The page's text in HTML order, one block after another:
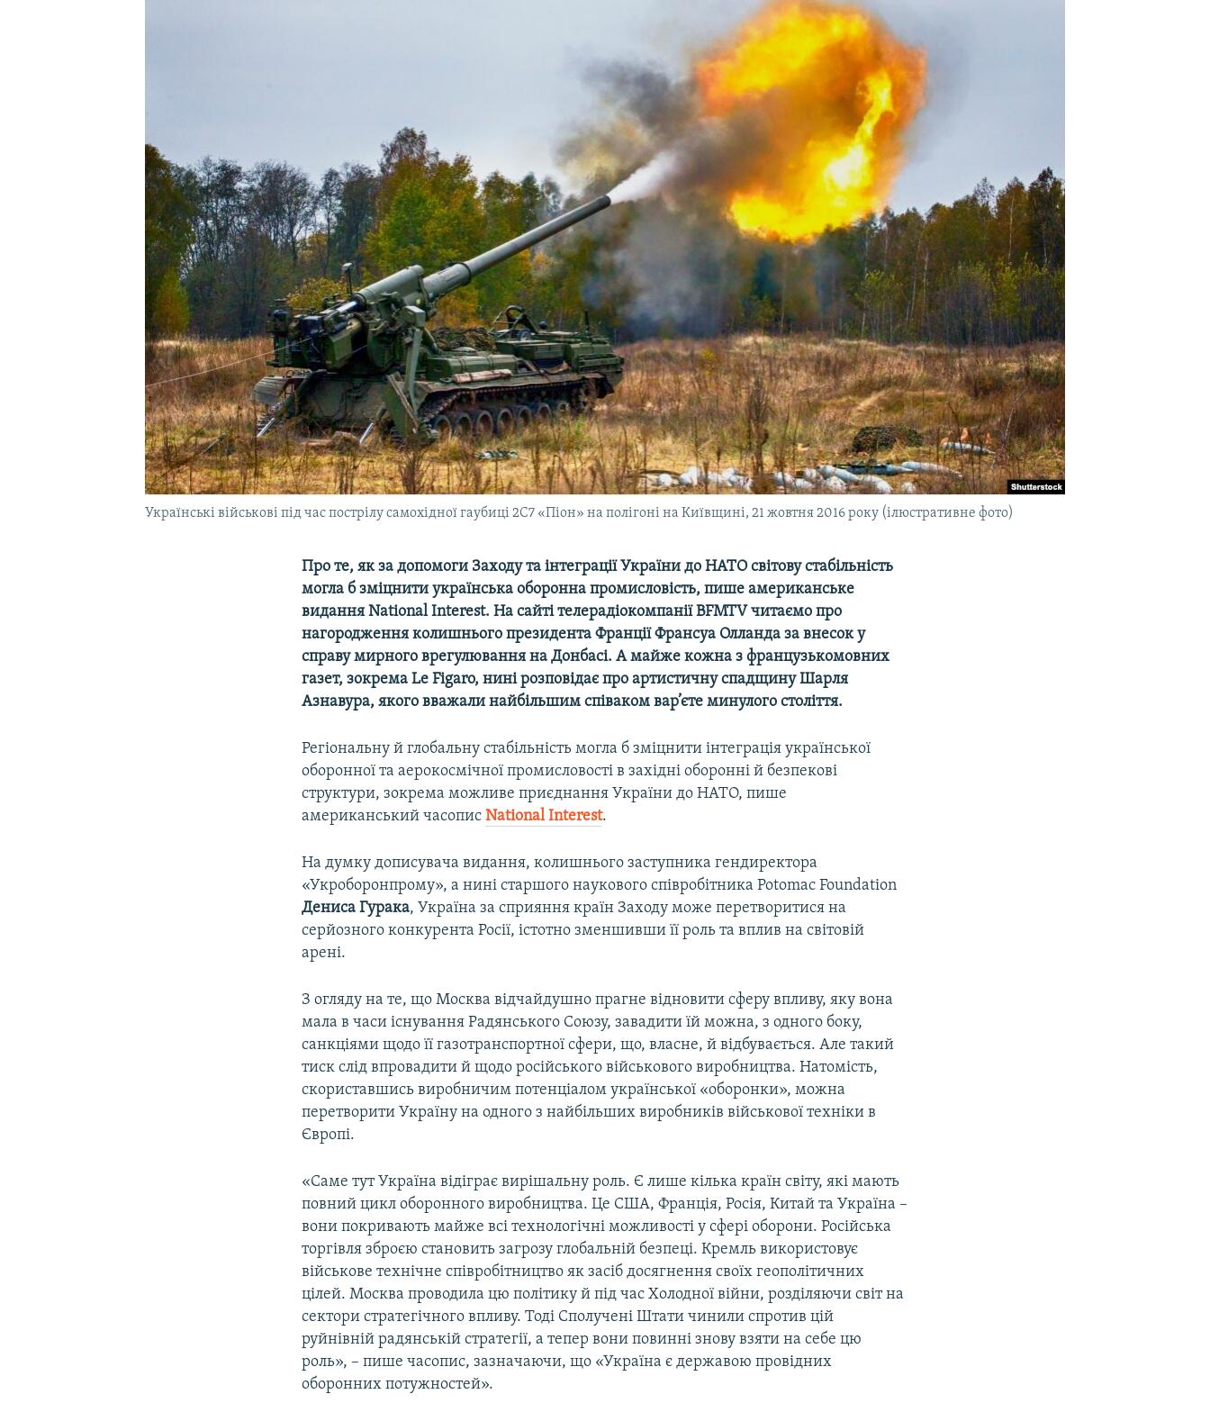
Українські військові під час пострілу самохідної гаубиці 2С7 «Піон» на полігоні на Київщині, 21 жовтня 2016 року (ілюстративне фото)
Про те, як за допомоги Заходу та інтеграції України до НАТО світову стабільність
могла б зміцнити українська оборонна промисловість, пише американське
видання National Interest. На сайті телерадіокомпанії BFMTV читаємо про
нагородження колишнього президента Франції Франсуа Олланда за внесок у
справу мирного врегулювання на Донбасі. А майже кожна з французькомовних
газет, зокрема Le Figaro, нині розповідає про артистичну спадщину Шарля
Азнавура, якого вважали найбільшим співаком вар’єте минулого століття.
Регіональну й глобальну стабільність могла б зміцнити інтеграція української
оборонної та аерокосмічної промисловості в західні оборонні й безпекові
структури, зокрема можливе приєднання України до НАТО, пише
американський часописNational Interest.
На думку дописувача видання, колишнього заступника гендиректора
«Укроборонпрому», а нині старшого наукового співробітника Potomac Foundation
Дениса Гурака, Україна за сприяння країн Заходу може перетворитися на
серйозного конкурента Росії, істотно зменшивши її роль та вплив на світовій
арені.
З огляду на те, що Москва відчайдушно прагне відновити сферу впливу, яку вона
мала в часи існування Радянського Союзу, завадити їй можна, з одного боку,
санкціями щодо її газотранспортної сфери, що, власне, й відбувається. Але такий
тиск слід впровадити й щодо російського військового виробництва. Натомість,
скориставшись виробничим потенціалом української «оборонки», можна
перетворити Україну на одного з найбільших виробників військової техніки в
Європі.
«Саме тут Україна відіграє вирішальну роль. Є лише кілька країн світу, які мають
повний цикл оборонного виробництва. Це США, Франція, Росія, Китай та Україна –
вони покривають майже всі технологічні можливості у сфері оборони. Російська
торгівля зброєю становить загрозу глобальній безпеці. Кремль використовує
військове технічне співробітництво як засіб досягнення своїх геополітичних
цілей. Москва проводила цю політику й під час Холодної війни, розділяючи світ на
сектори стратегічного впливу. Тоді Сполучені Штати чинили спротив цій
руйнівній радянській стратегії, а тепер вони повинні знову взяти на себе цю
роль», – пише часопис, зазначаючи, що «Україна є державою провідних
оборонних потужностей».